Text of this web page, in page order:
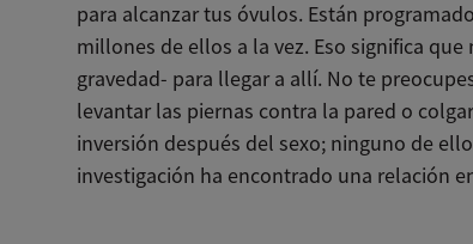
para alcanzar tus óvulos. Están
millones de ellos a la vez. Eso significa
gravedad- para llegar a allí. No te
levantar las piernas contra la pared o
inversión después del sexo; ninguno de
investigación ha encontrado una relación